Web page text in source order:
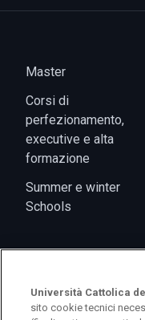
Master
Corsi di
perfezionamento,
executive e alta
formazione
Summer e winter
Schools
Eventi
Università Cattolica
sito cookie tecnici